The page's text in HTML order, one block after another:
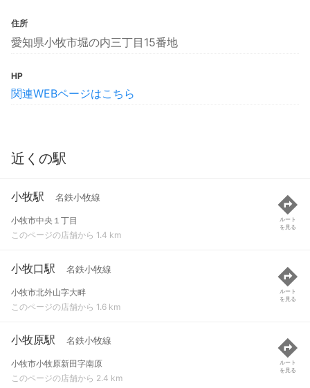
住所
愛知県小牧市堀の内三丁目15番地
HP
関連WEBページはこちら
近くの駅
小牧駅 名鉄小牧線
小牧市中央１丁目
このページの店舗から 1.4 km
ルート
を見る
小牧口駅 名鉄小牧線
小牧市北外山字大畔
このページの店舗から 1.6 km
ルート
を見る
小牧原駅 名鉄小牧線
小牧市小牧原新田字南原
このページの店舗から 2.4 km
ルート
を見る